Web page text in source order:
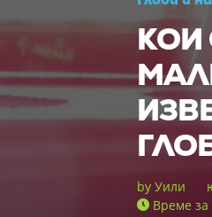
КОИ
by Уили
Време